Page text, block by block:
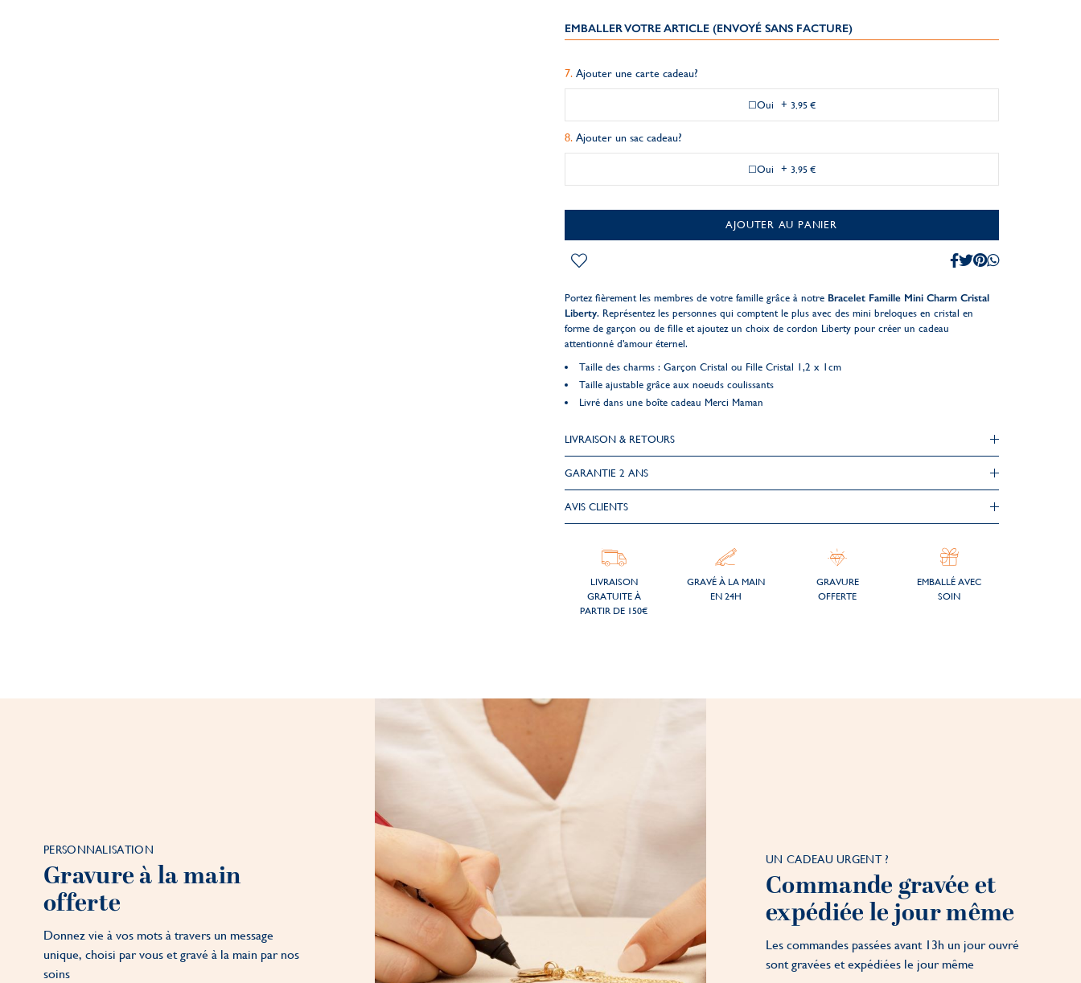
EMBALLER VOTRE ARTICLE (ENVOYÉ SANS FACTURE)
Ajouter une carte cadeau?
Oui + 3,95 €
Ajouter un sac cadeau?
Oui + 3,95 €
AJOUTER AU PANIER
Portez fièrement les membres de votre famille grâce à notre Bracelet Famille Mini Charm Cristal
Liberty. Représentez les personnes qui comptent le plus avec des mini breloques en cristal en
forme de garçon ou de fille et ajoutez un choix de cordon Liberty pour créer un cadeau
attentionné d'amour éternel.
Taille des charms : Garçon Cristal ou Fille Cristal 1,2 x 1cm
Taille ajustable grâce aux noeuds coulissants
Livré dans une boîte cadeau Merci Maman
LIVRAISON & RETOURS
GARANTIE 2 ANS
AVIS CLIENTS
LIVRAISON
GRATUITE À
PARTIR DE 150€
GRAVÉ À LA MAIN
EN 24H
GRAVURE
OFFERTE
EMBALLÉ AVEC
SOIN
PERSONNALISATION
Gravure à la main
offerte
Donnez vie à vos mots à travers un message
unique, choisi par vous et gravé à la main par nos
soins
UN CADEAU URGENT ?
Commande gravée et
expédiée le jour même
Les commandes passées avant 13h un jour ouvré
sont gravées et expédiées le jour même